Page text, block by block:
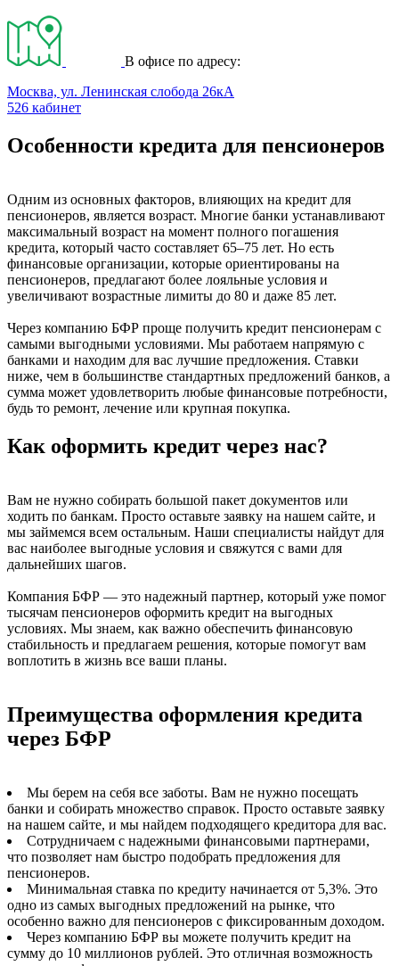
В офисе по адресу:
Москва, ул. Ленинская слобода 26кА
526 кабинет
Особенности кредита для пенсионеров
Одним из основных факторов, влияющих на кредит для
пенсионеров, является возраст. Многие банки устанавливают
максимальный возраст на момент полного погашения
кредита, который часто составляет 65–75 лет. Но есть
финансовые организации, которые ориентированы на
пенсионеров, предлагают более лояльные условия и
увеличивают возрастные лимиты до 80 и даже 85 лет.
Через компанию БФР проще получить кредит пенсионерам с
самыми выгодными условиями. Мы работаем напрямую с
банками и находим для вас лучшие предложения. Ставки
ниже, чем в большинстве стандартных предложений банков, а
сумма может удовлетворить любые финансовые потребности,
будь то ремонт, лечение или крупная покупка.
Как оформить кредит через нас?
Вам не нужно собирать большой пакет документов или
ходить по банкам. Просто оставьте заявку на нашем сайте, и
мы займемся всем остальным. Наши специалисты найдут для
вас наиболее выгодные условия и свяжутся с вами для
дальнейших шагов.
Компания БФР — это надежный партнер, который уже помог
тысячам пенсионеров оформить кредит на выгодных
условиях. Мы знаем, как важно обеспечить финансовую
стабильность и предлагаем решения, которые помогут вам
воплотить в жизнь все ваши планы.
Преимущества оформления кредита
через БФР
Мы берем на себя все заботы. Вам не нужно посещать
банки и собирать множество справок. Просто оставьте заявку
на нашем сайте, и мы найдем подходящего кредитора для вас.
Сотрудничаем с надежными финансовыми партнерами,
что позволяет нам быстро подобрать предложения для
пенсионеров.
Минимальная ставка по кредиту начинается от 5,3%. Это
одно из самых выгодных предложений на рынке, что
особенно важно для пенсионеров с фиксированным доходом.
Через компанию БФР вы можете получить кредит на
сумму до 10 миллионов рублей. Это отличная возможность